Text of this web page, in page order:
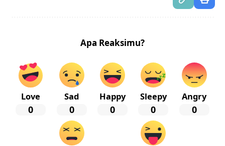
Apa Reaksimu?
Love
0
Sad
0
Happy
0
Sleepy
0
Angry
0